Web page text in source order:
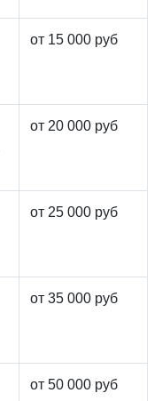
от 15 000 руб
от 20 000 руб
от 25 000 руб
от 35 000 руб
от 50 000 руб